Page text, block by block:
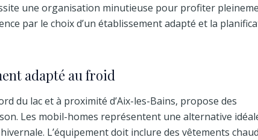
une organisation minutieuse pour profiter
par le choix d’un établissement adapté et la
adapté au froid
du lac et à proximité d’Aix-les-Bains, propose des
Les mobil-homes représentent une alternative
L’équipement doit inclure des vêtements